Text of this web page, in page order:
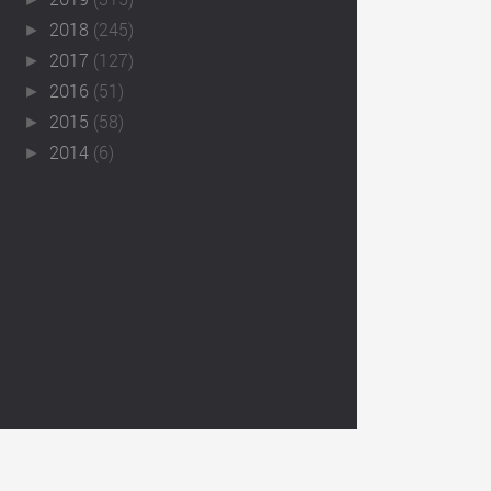
► 2018 (245)
► 2017 (127)
► 2016 (51)
► 2015 (58)
► 2014 (6)